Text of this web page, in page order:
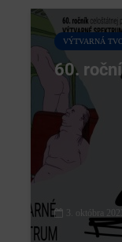
VÝTVARNÁ
60.
3. októbra 2023